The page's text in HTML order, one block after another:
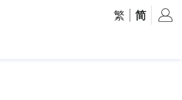
繁 简